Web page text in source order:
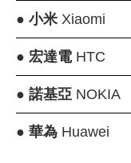
● 小米Xiaomi
● 宏達電HTC
● 諾基亞NOKIA
● 華為Huawei